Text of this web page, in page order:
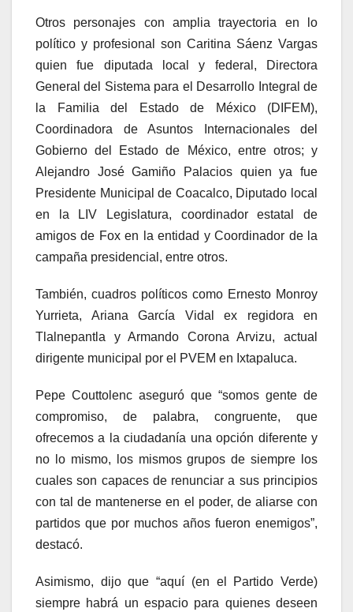
Otros personajes con amplia trayectoria en lo
político y profesional son Caritina Sáenz Vargas
quien fue diputada local y federal, Directora
General del Sistema para el Desarrollo Integral de
la Familia del Estado de México (DIFEM),
Coordinadora de Asuntos Internacionales del
Gobierno del Estado de México, entre otros; y
Alejandro José Gamiño Palacios quien ya fue
Presidente Municipal de Coacalco, Diputado local
en la LIV Legislatura, coordinador estatal de
amigos de Fox en la entidad y Coordinador de la
campaña presidencial, entre otros.
También, cuadros políticos como Ernesto Monroy
Yurrieta, Ariana García Vidal ex regidora en
Tlalnepantla y Armando Corona Arvizu, actual
dirigente municipal por el PVEM en Ixtapaluca.
Pepe Couttolenc aseguró que “somos gente de
compromiso, de palabra, congruente, que
ofrecemos a la ciudadanía una opción diferente y
no lo mismo, los mismos grupos de siempre los
cuales son capaces de renunciar a sus principios
con tal de mantenerse en el poder, de aliarse con
partidos que por muchos años fueron enemigos”,
destacó.
Asimismo, dijo que “aquí (en el Partido Verde)
siempre habrá un espacio para quienes deseen